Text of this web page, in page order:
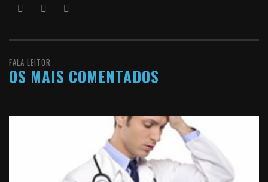
FALA LEITOR
OS MAIS COMENTADOS